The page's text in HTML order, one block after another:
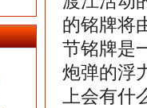
的铭牌将
节铭牌是
炮弹的浮
上会有什